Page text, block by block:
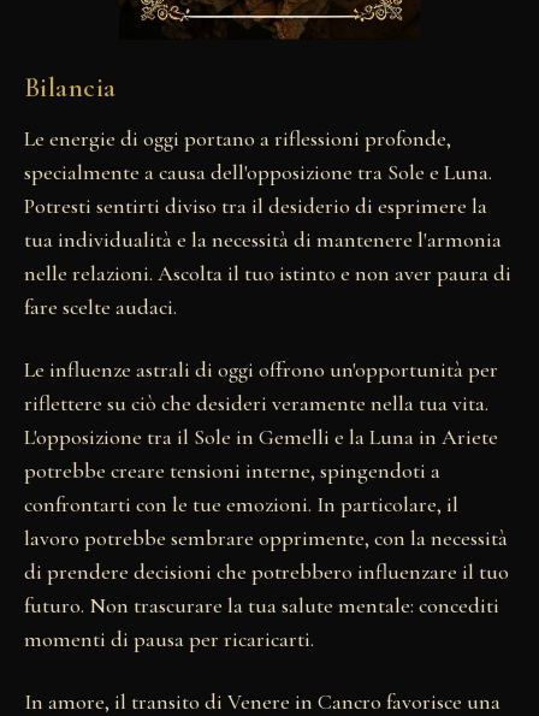
Bilancia
Le energie di oggi portano a riflessioni profonde,
specialmente a causa dell'opposizione tra Sole e Luna.
Potresti sentirti diviso tra il desiderio di esprimere la
tua individualità e la necessità di mantenere l'armonia
nelle relazioni. Ascolta il tuo istinto e non aver paura di
fare scelte audaci.
Le influenze astrali di oggi offrono un'opportunità per
riflettere su ciò che desideri veramente nella tua vita.
L'opposizione tra il Sole in Gemelli e la Luna in Ariete
potrebbe creare tensioni interne, spingendoti a
confrontarti con le tue emozioni. In particolare, il
lavoro potrebbe sembrare opprimente, con la necessità
di prendere decisioni che potrebbero influenzare il tuo
futuro. Non trascurare la tua salute mentale: concediti
momenti di pausa per ricaricarti.
In amore, il transito di Venere in Cancro favorisce una